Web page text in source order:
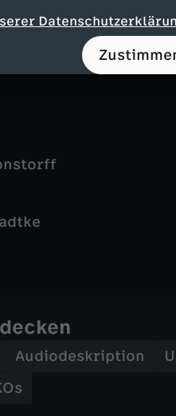
Audiodeskription